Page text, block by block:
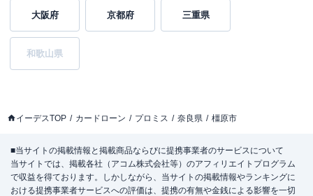
大阪府 京都府 三重県
和歌山県
イーデスTOP カードローン プロミス 奈良県 橿原市
■当サイトの掲載情報と掲載商品ならびに提携事業者のサービスについて
当サイトでは、掲載各社（アコム株式会社等）のアフィリエイトプログラム
で収益を得ております。しかしながら、当サイトの掲載情報やランキングに
おける提携事業者サービスへの評価は、提携の有無や金銭による影響を一切